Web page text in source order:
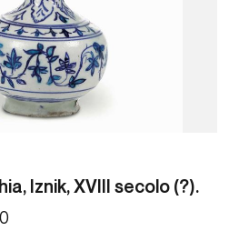
Iznik, XVIII secolo (?).